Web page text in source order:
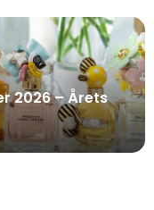
2026 – Årets